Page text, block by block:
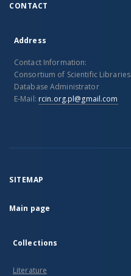
CONTACT
Address
Contact Information:
Consortium of Scientific Libraries
Database Administrator
E-Mail: rcin.org.pl@gmail.com
SITEMAP
Main page
Collections
Literature